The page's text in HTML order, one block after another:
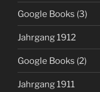
Google Books (3)
Jahrgang 1912
Google Books (2)
Jahrgang 1911